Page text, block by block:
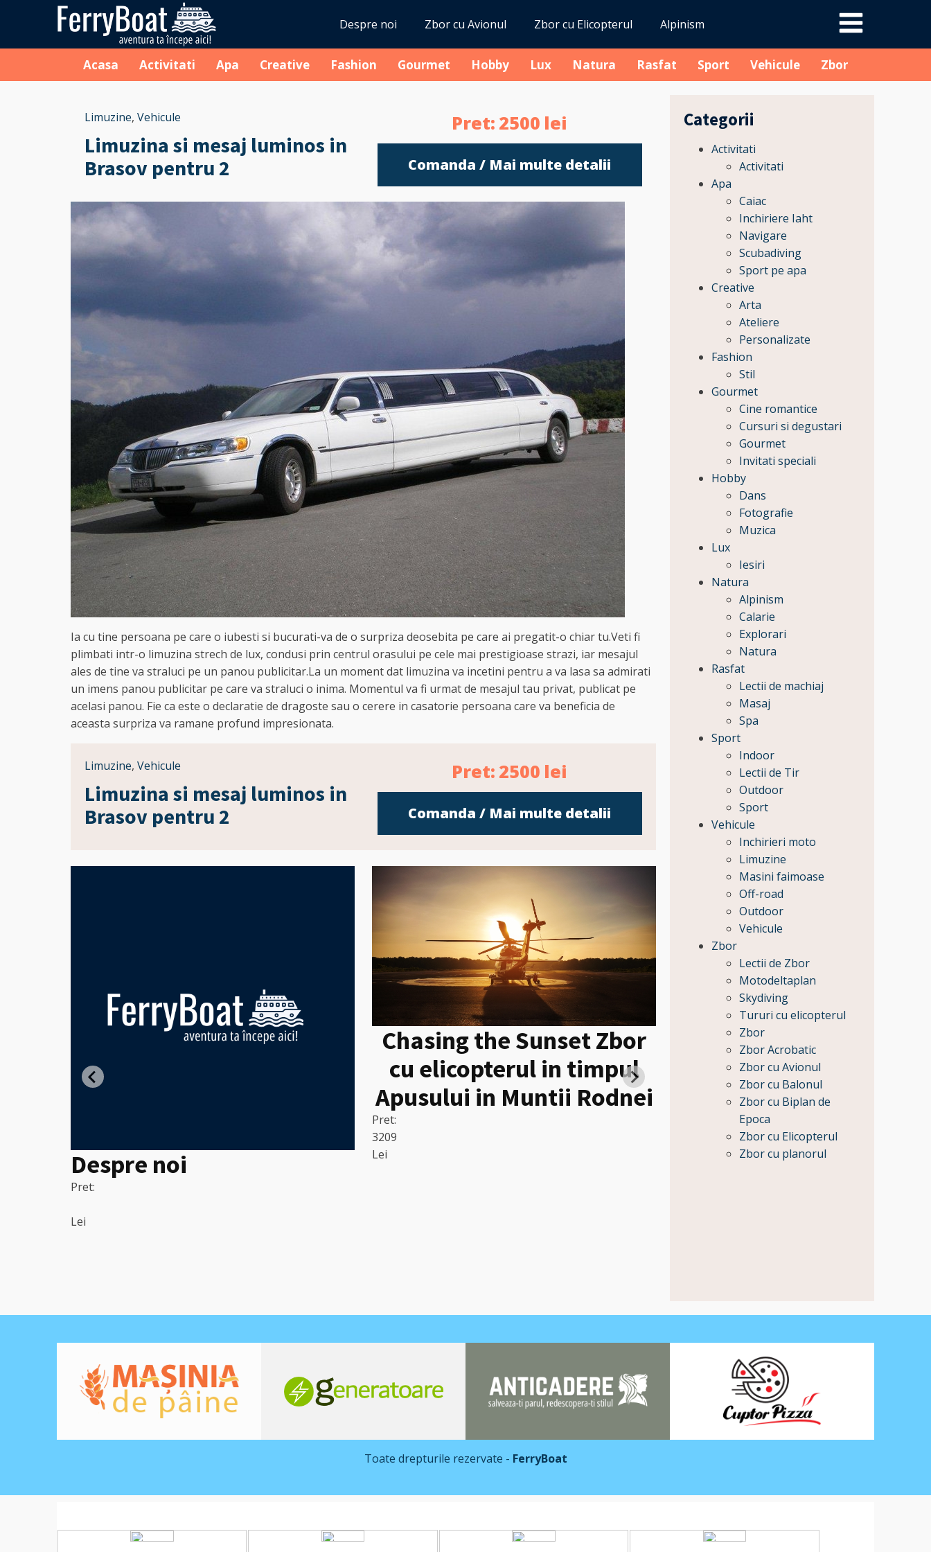
Despre noi Zbor cu Avionul Zbor cu Elicopterul Alpinism
Acasa Activitati Apa Creative Fashion Gourmet Hobby Lux Natura Rasfat Sport Vehicule Zbor
Limuzine, Vehicule
Limuzina si mesaj luminos in
Brasov pentru 2
Pret: 2500 lei
Comanda / Mai multe detalii
Ia cu tine persoana pe care o iubesti si bucurati-va de o surpriza deosebita pe care ai pregatit-o chiar tu.Veti fi
plimbati intr-o limuzina strech de lux, condusi prin centrul orasului pe cele mai prestigioase strazi, iar mesajul
ales de tine va straluci pe un panou publicitar.La un moment dat limuzina va incetini pentru a va lasa sa admirati
un imens panou publicitar pe care va straluci o inima. Momentul va fi urmat de mesajul tau privat, publicat pe
acelasi panou. Fie ca este o declaratie de dragoste sau o cerere in casatorie persoana care va beneficia de
aceasta surpriza va ramane profund impresionata.
Limuzine, Vehicule
Limuzina si mesaj luminos in
Brasov pentru 2
Pret: 2500 lei
Comanda / Mai multe detalii
Despre noi
Pret:
Lei
Chasing the Sunset Zbor
cu elicopterul in timpul
Apusului in Muntii Rodnei
Pret:
3209
Lei
Heli tur de lux la
Bran si Survolarea
Castelului Peles
Categorii
Activitati
Activitati
Apa
Caiac
Inchiriere Iaht
Navigare
Scubadiving
Sport pe apa
Creative
Arta
Ateliere
Personalizate
Fashion
Stil
Gourmet
Cine romantice
Cursuri si degustari
Gourmet
Invitati speciali
Hobby
Dans
Fotografie
Muzica
Lux
Iesiri
Natura
Alpinism
Calarie
Explorari
Natura
Rasfat
Lectii de machiaj
Masaj
Spa
Sport
Indoor
Lectii de Tir
Outdoor
Sport
Vehicule
Inchirieri moto
Limuzine
Masini faimoase
Off-road
Outdoor
Vehicule
Zbor
Lectii de Zbor
Motodeltaplan
Skydiving
Tururi cu elicopterul
Zbor
Zbor Acrobatic
Zbor cu Avionul
Zbor cu Balonul
Zbor cu Biplan de
Epoca
Zbor cu Elicopterul
Zbor cu planorul
Toate drepturile rezervate - FerryBoat